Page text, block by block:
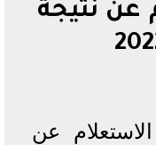
عن نتيجة
عن